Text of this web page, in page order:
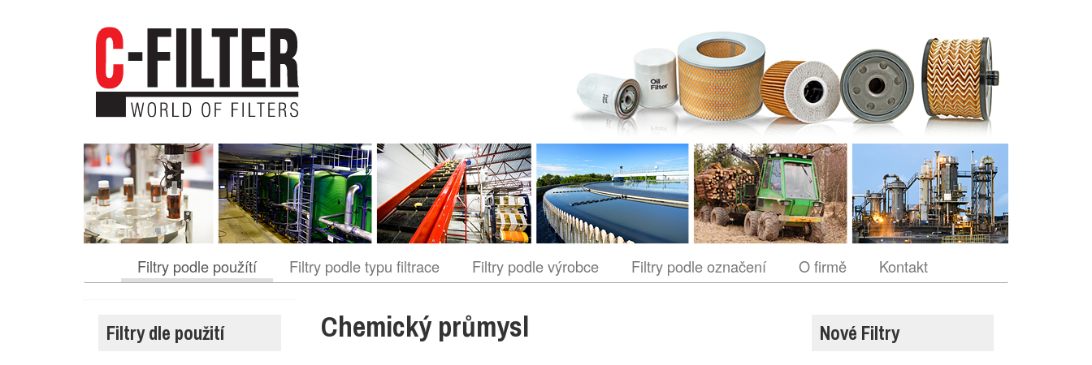
Filtry podle použítí Filtry podle typu filtrace Filtry podle výrobce Filtry podle označení O firmě Kontakt
Filtry dle použití Chemický průmysl Nové Filtry